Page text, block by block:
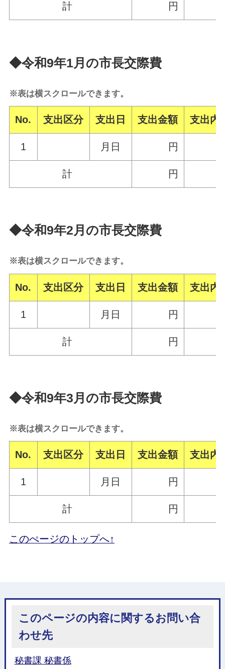
計 円
◆令和9年1月の市長交際費
※表は横スクロールできます。
No. 支出区分 支出日 支出金額 支出内
1 月日 円
計 円
◆令和9年2月の市長交際費
※表は横スクロールできます。
No. 支出区分 支出日 支出金額 支出内
1 月日 円
計 円
◆令和9年3月の市長交際費
※表は横スクロールできます。
No. 支出区分 支出日 支出金額 支出内
1 月日 円
計 円
このぺージのトップへ↑
このページの内容に関するお問い合
わせ先
秘書課 秘書係